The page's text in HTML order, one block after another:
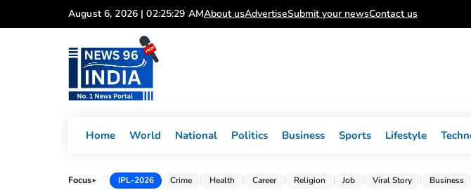
to
August 6, 2026 | 02:25:29 AMAbout usAdvertiseSubmit your newsContact us
Home World National Politics Business Sports Lifestyle
Focus► IPL-2026 Crime Health Career Religion Job Viral Story Business